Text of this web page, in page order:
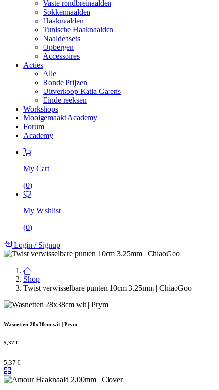
Vaste rondbreinaalden
Sokkennaalden
Haaknaalden
Tunische Haaknaalden
Naaldensets
Opbergen
Accessoires
Acties
Alle
Ronde Prijzen
Uitverkoop Katia Garens
Einde reeksen
Workshops
Mooigemaakt Academy
Forum
Academy
My Cart
(0)
My Wishlist
(0)
Login /Signup
Shop
Twist verwisselbare punten 10cm 3.25mm | ChiaoGoo
Wasnetten 28x38cm wit | Prym
5,37 €
5,37€